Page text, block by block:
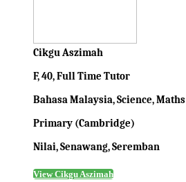
Cikgu Aszimah
F, 40, Full Time Tutor
Bahasa Malaysia, Science, Maths
Primary (Cambridge)
Nilai, Senawang, Seremban
View Cikgu Aszimah